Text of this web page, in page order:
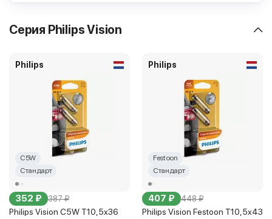
Серия Philips Vision
Philips
C5W
Стандарт
352 ₽ 387 ₽
Philips Vision C5W T10,5x36
Philips
Festoon
Стандарт
407 ₽ 448 ₽
Philips Vision Festoon T10,5x43